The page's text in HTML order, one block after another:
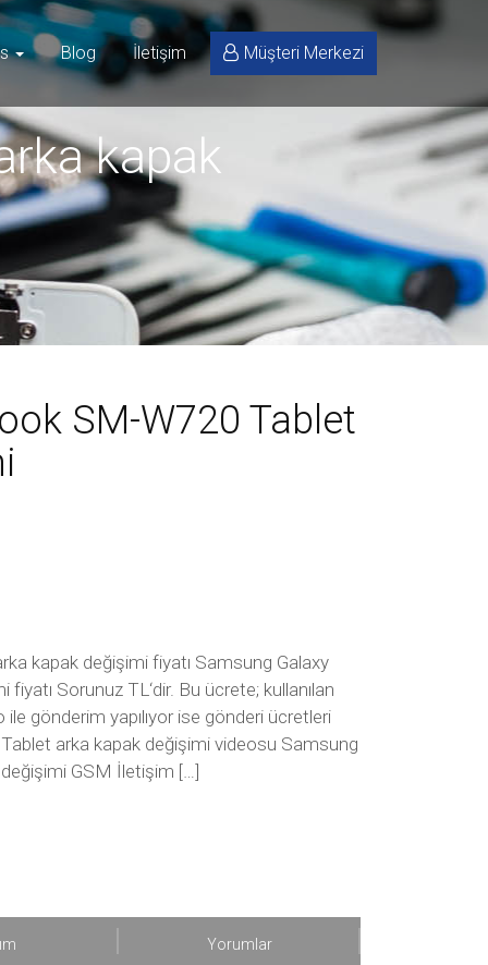
Blog İletişim Müşteri Merkezi
kapak
SM-W720 Tablet
kapak değişimi fiyatı Samsung Galaxy
Sorunuz TL‘dir. Bu ücrete; kullanılan
gönderim yapılıyor ise gönderi ücretleri
arka kapak değişimi videosu Samsung
GSM İletişim […]
Yorumlar